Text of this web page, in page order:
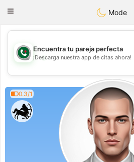
Weshrak
Toggle
Mode
💖
💕
Encuentra tu pareja perfecta
¡Descarga nuestra app de citas ahora!
0.3/1